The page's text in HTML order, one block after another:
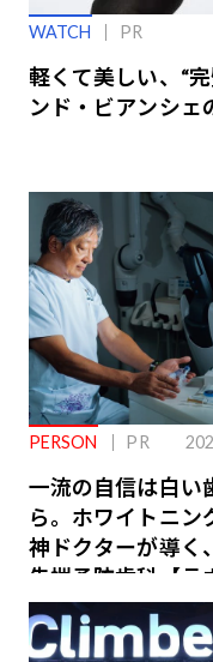
WATCH PR
軽くて美しい、“
ンド・ビアンシェ
PERSON PR
一流の自信は白い
ら。ホワイトニン
神ドクターが導く
先端予防歯科【ラ
ジ会員特典あり】